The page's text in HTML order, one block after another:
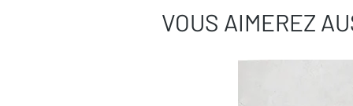
VOUS AIMEREZ